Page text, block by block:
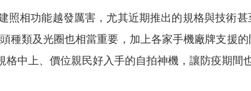
相功能越發厲害，尤其近期推出的規格與技術甚
種類及光圈也相當重要，加上各家手機廠牌支援
格中上、價位親民好入手的自拍神機，讓防疫期間